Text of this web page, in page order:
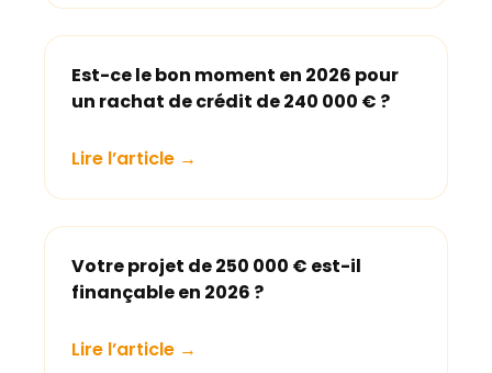
Est-ce le bon moment en 2026 pour
un rachat de crédit de 240 000 € ?
Lire l’article →
Votre projet de 250 000 € est-il
finançable en 2026 ?
Lire l’article →